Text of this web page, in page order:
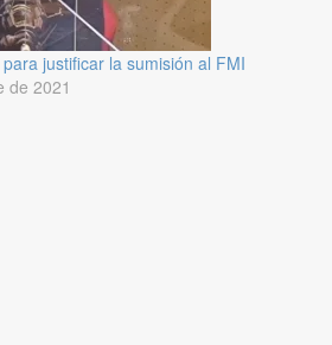
justificar la sumisión al FMI
de 2021